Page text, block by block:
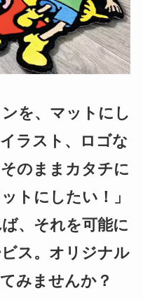
を、マットにし
ラスト、ロゴな
のままカタチに
トにしたい！」
、それを可能に
ス。オリジナル
みませんか？